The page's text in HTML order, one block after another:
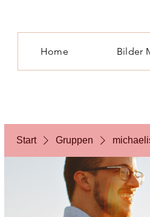
Home Bilder
Start Gruppen